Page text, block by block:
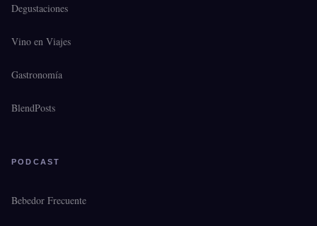
Degustaciones
Vino en Viajes
Gastronomía
BlendPosts
PODCAST
Bebedor Frecuente